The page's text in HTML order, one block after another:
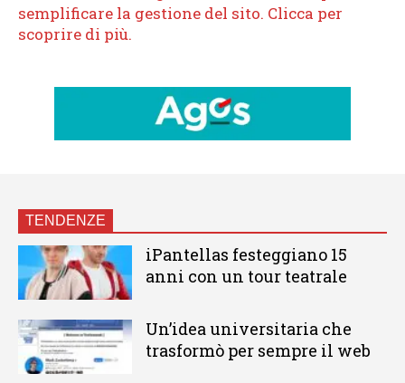
TENDENZE
iPantellas festeggiano 15
anni con un tour teatrale
Un’idea universitaria che
trasformò per sempre il web